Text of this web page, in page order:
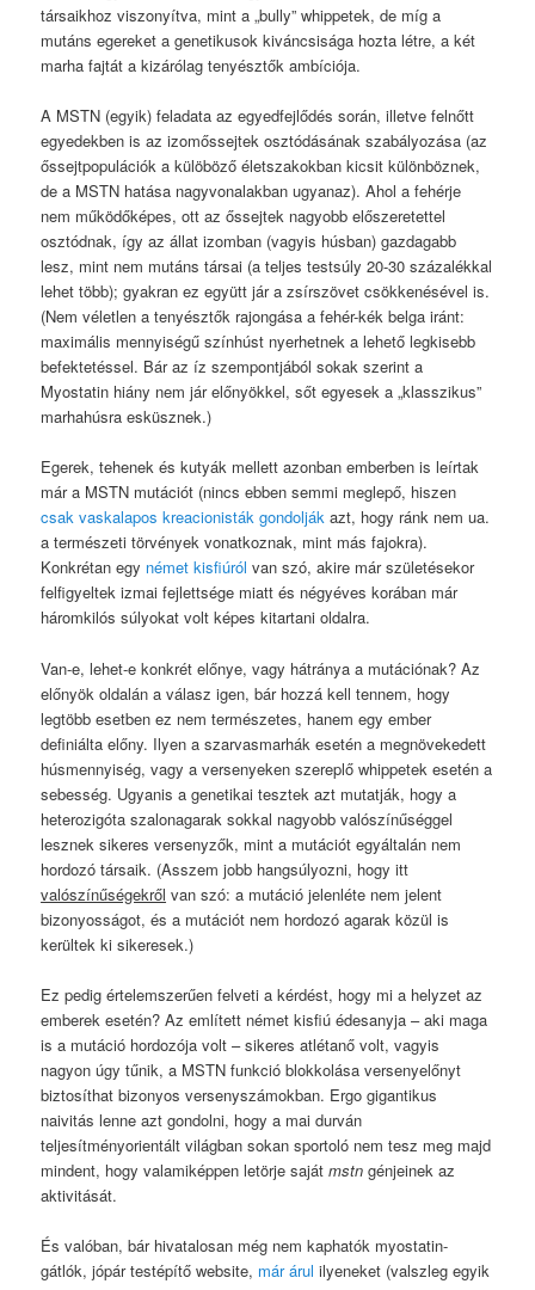
társaikhoz viszonyítva, mint a „bully” whippetek, de míg a
mutáns egereket a genetikusok kiváncsisága hozta létre, a két
marha fajtát a kizárólag tenyésztők ambíciója.
A MSTN (egyik) feladata az egyedfejlődés során, illetve felnőtt
egyedekben is az izomőssejtek osztódásának szabályozása (az
őssejtpopulációk a külöböző életszakokban kicsit különböznek,
de a MSTN hatása nagyvonalakban ugyanaz). Ahol a fehérje
nem működőképes, ott az őssejtek nagyobb előszeretettel
osztódnak, így az állat izomban (vagyis húsban) gazdagabb
lesz, mint nem mutáns társai (a teljes testsúly 20-30 százalékkal
lehet több); gyakran ez együtt jár a zsírszövet csökkenésével is.
(Nem véletlen a tenyésztők rajongása a fehér-kék belga iránt:
maximális mennyiségű színhúst nyerhetnek a lehető legkisebb
befektetéssel. Bár az íz szempontjából sokak szerint a
Myostatin hiány nem jár előnyökkel, sőt egyesek a „klasszikus”
marhahúsra esküsznek.)
Egerek, tehenek és kutyák mellett azonban emberben is leírtak
már a MSTN mutációt (nincs ebben semmi meglepő, hiszen
csak vaskalapos kreacionisták gondolják azt, hogy ránk nem ua.
a természeti törvények vonatkoznak, mint más fajokra).
Konkrétan egy német kisfiúról van szó, akire már születésekor
felfigyeltek izmai fejlettsége miatt és négyéves korában már
háromkilós súlyokat volt képes kitartani oldalra.
Van-e, lehet-e konkrét előnye, vagy hátránya a mutációnak? Az
előnyök oldalán a válasz igen, bár hozzá kell tennem, hogy
legtöbb esetben ez nem természetes, hanem egy ember
definiálta előny. Ilyen a szarvasmarhák esetén a megnövekedett
húsmennyiség, vagy a versenyeken szereplő whippetek esetén a
sebesség. Ugyanis a genetikai tesztek azt mutatják, hogy a
heterozigóta szalonagarak sokkal nagyobb valószínűséggel
lesznek sikeres versenyzők, mint a mutációt egyáltalán nem
hordozó társaik. (Asszem jobb hangsúlyozni, hogy itt
valószínűségekről van szó: a mutáció jelenléte nem jelent
bizonyosságot, és a mutációt nem hordozó agarak közül is
kerültek ki sikeresek.)
Ez pedig értelemszerűen felveti a kérdést, hogy mi a helyzet az
emberek esetén? Az említett német kisfiú édesanyja – aki maga
is a mutáció hordozója volt – sikeres atlétanő volt, vagyis
nagyon úgy tűnik, a MSTN funkció blokkolása versenyelőnyt
biztosíthat bizonyos versenyszámokban. Ergo gigantikus
naivitás lenne azt gondolni, hogy a mai durván
teljesítményorientált világban sokan sportoló nem tesz meg majd
mindent, hogy valamiképpen letörje sajátmstn génjeinek az
aktivitását.
És valóban, bár hivatalosan még nem kaphatók myostatin-
gátlók, jópár testépítő website, már árul ilyeneket (valszleg egyik